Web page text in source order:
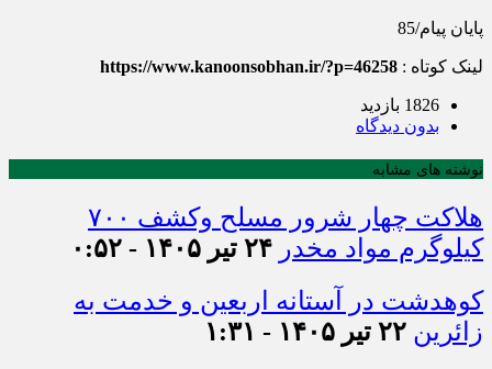
پایان پیام/85
لینک کوتاه : https://www.kanoonsobhan.ir/?p=46258
1826 بازدید
بدون دیدگاه
نوشته های مشابه
هلاکت چهار شرور مسلح وکشف ۷۰۰
کیلوگرم مواد مخدر ۲۴ تیر ۱۴۰۵ - ۰:۵۲
کوهدشت در آستانه اربعین و خدمت‌ به
زائرین ۲۲ تیر ۱۴۰۵ - ۱:۳۱